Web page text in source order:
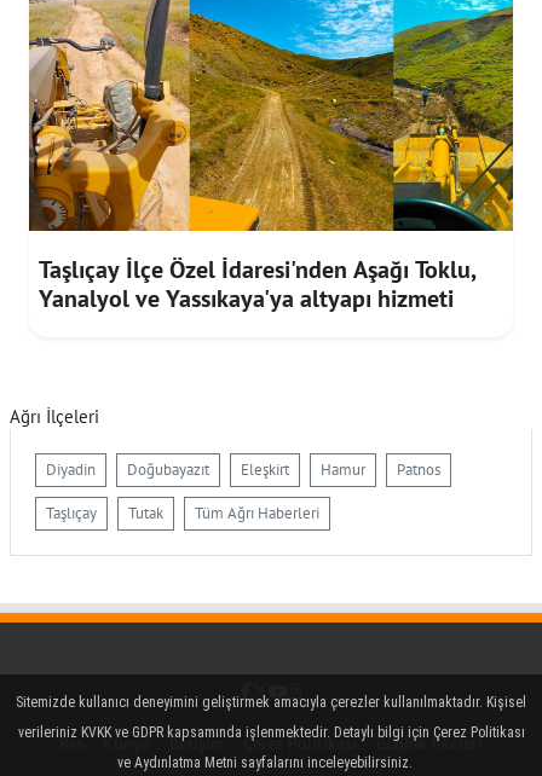
Taşlıçay İlçe Özel İdaresi'nden Aşağı Toklu,
Yanalyol ve Yassıkaya'ya altyapı hizmeti
Ağrı İlçeleri
Diyadin Doğubayazıt Eleşkirt Hamur Patnos
Taşlıçay Tutak Tüm Ağrı Haberleri
Facebook
Twitter (X)
YouTube
Instagram
Rss Künye İletişim Çerez Politikası
Gizlilik İlkeleri
Sitemizde kullanıcı deneyimini geliştirmek amacıyla çerezler kullanılmaktadır. Kişisel
verileriniz KVKK ve GDPR kapsamında işlenmektedir. Detaylı bilgi için Çerez Politikası
ve Aydınlatma Metni sayfalarını inceleyebilirsiniz.